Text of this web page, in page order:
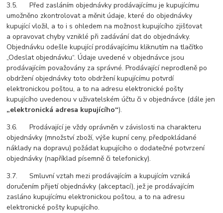
3.5. Před zasláním objednávky prodávajícímu je kupujícímu
umožněno zkontrolovat a měnit údaje, které do objednávky
kupující vložil, a to i s ohledem na možnost kupujícího zjišťovat
a opravovat chyby vzniklé při zadávání dat do objednávky.
Objednávku odešle kupující prodávajícímu kliknutím na tlačítko
„Odeslat objednávku“. Údaje uvedené v objednávce jsou
prodávajícím považovány za správné. Prodávající neprodleně po
obdržení objednávky toto obdržení kupujícímu potvrdí
elektronickou poštou, a to na adresu elektronické pošty
kupujícího uvedenou v uživatelském účtu či v objednávce (dále jen
„elektronická adresa kupujícího“).
3.6. Prodávající je vždy oprávněn v závislosti na charakteru
objednávky (množství zboží, výše kupní ceny, předpokládané
náklady na dopravu) požádat kupujícího o dodatečné potvrzení
objednávky (například písemně či telefonicky).
3.7. Smluvní vztah mezi prodávajícím a kupujícím vzniká
doručením přijetí objednávky (akceptací), jež je prodávajícím
zasláno kupujícímu elektronickou poštou, a to na adresu
elektronické pošty kupujícího.